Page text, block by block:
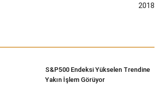
2018
S&P500 Endeksi Yükselen Trendine
Yakın İşlem Görüyor